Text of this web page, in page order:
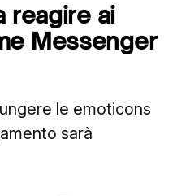
reagire ai
Messenger
le emoticons
sarà